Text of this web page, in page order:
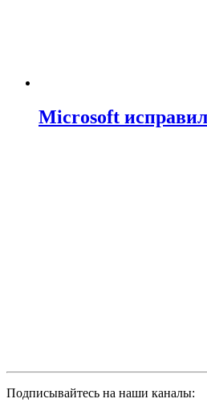
Microsoft
Подписывайтесь на наши каналы: